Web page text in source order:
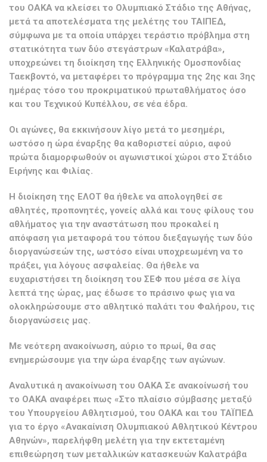
του ΟΑΚΑ να κλείσει το Ολυμπιακό Στάδιο της Αθήνας,
μετά τα αποτελέσματα της μελέτης του ΤΑΙΠΕΔ,
σύμφωνα με τα οποία υπάρχει τεράστιο πρόβλημα στη
στατικότητα των δύο στεγάστρων «Καλατράβα»,
υποχρεώνει τη διοίκηση της Ελληνικής Ομοσπονδίας
Ταεκβοντό, να μεταφέρει το πρόγραμμα της 2ης και 3ης
ημέρας τόσο του προκριματικού πρωταθλήματος όσο
και του Τεχνικού Κυπέλλου, σε νέα έδρα.
Οι αγώνες, θα εκκινήσουν λίγο μετά το μεσημέρι,
ωστόσο η ώρα έναρξης θα καθοριστεί αύριο, αφού
πρώτα διαμορφωθούν οι αγωνιστικοί χώροι στο Στάδιο
Ειρήνης και Φιλίας.
Η διοίκηση της ΕΛΟΤ θα ήθελε να απολογηθεί σε
αθλητές, προπονητές, γονείς αλλά και τους φίλους του
αθλήματος για την αναστάτωση που προκαλεί η
απόφαση για μεταφορά του τόπου διεξαγωγής των δύο
διοργανώσεών της, ωστόσο είναι υποχρεωμένη να το
πράξει, για λόγους ασφαλείας. Θα ήθελε να
ευχαριστήσει τη διοίκηση του ΣΕΦ που μέσα σε λίγα
λεπτά της ώρας, μας έδωσε το πράσινο φως για να
ολοκληρώσουμε στο αθλητικό παλάτι του Φαλήρου, τις
διοργανώσεις μας.
Με νεότερη ανακοίνωση, αύριο το πρωί, θα σας
ενημερώσουμε για την ώρα έναρξης των αγώνων.
Αναλυτικά η ανακοίνωση του ΟΑΚΑ Σε ανακοίνωσή του
το ΟΑΚΑ αναφέρει πως «Στο πλαίσιο σύμβασης μεταξύ
του Υπουργείου Αθλητισμού, του ΟΑΚΑ και του ΤΑΪΠΕΔ
για το έργο «Ανακαίνιση Ολυμπιακού Αθλητικού Κέντρου
Αθηνών», παρελήφθη μελέτη για την εκτεταμένη
επιθεώρηση των μεταλλικών κατασκευών Καλατράβα